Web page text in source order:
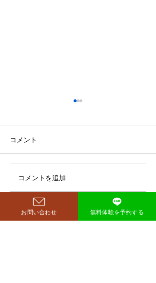
空気階段・鈴木もぐらさん
重123キロから85キロへ、マ
イナス38キロのダイエットに
す。 その劇的な変化にオード
リー・若林正恭さんも驚きを
見せており、SNSでも大きく
コメント
コメントを追加…
お問い合わせ 無料体験を予約する